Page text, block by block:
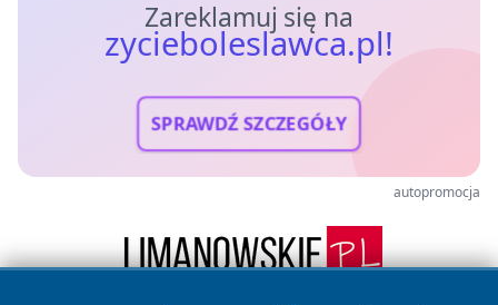
Zareklamuj się na
zycieboleslawca.pl!
SPRAWDŹ SZCZEGÓŁY
autopromocja